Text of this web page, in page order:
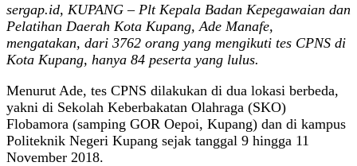
sergap.id, KUPANG – Plt Kepala Badan Kepegawaian dan
Pelatihan Daerah Kota Kupang, Ade Manafe,
mengatakan, dari 3762 orang yang mengikuti tes CPNS di
Kota Kupang, hanya 84 peserta yang lulus.
Menurut Ade, tes CPNS dilakukan di dua lokasi berbeda,
yakni di Sekolah Keberbakatan Olahraga (SKO)
Flobamora (samping GOR Oepoi, Kupang) dan di kampus
Politeknik Negeri Kupang sejak tanggal 9 hingga 11
November 2018.